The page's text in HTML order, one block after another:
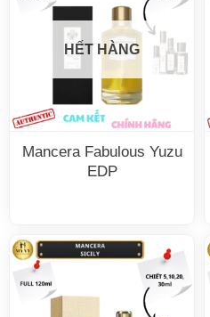
HẾT HÀNG
Mancera Fabulous Yuzu
EDP